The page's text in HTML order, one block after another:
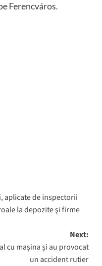
Ferencváros.
aplicate de inspectorii
la depozite şi firme
Next:
cu mașina și au provocat
un accident rutier